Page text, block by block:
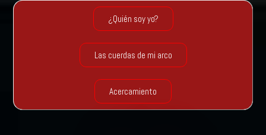
¿Quién soy yo?
Las cuerdas de mi arco
Acercamiento